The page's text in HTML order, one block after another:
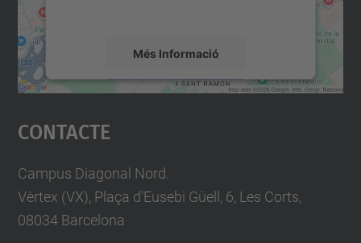
Més Informació
Accepta
powered by
Contacte
Campus Diagonal Nord.
Vèrtex (VX), Plaça d'Eusebi Güell, 6, Les Corts,
08034 Barcelona